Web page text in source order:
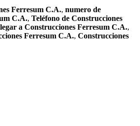
Ferresum C.A., numero de
C.A., Teléfono de Construcciones
a Construcciones Ferresum C.A.,
Ferresum C.A., Construcciones